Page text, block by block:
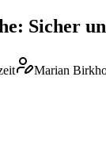
Sicher
Marian